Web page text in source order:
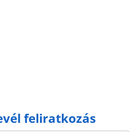
feliratkozás